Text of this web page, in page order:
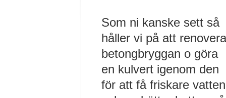
Som ni kanske sett så
håller vi på att renovera
betongbryggan o göra
en kulvert igenom den
för att få friskare vatten